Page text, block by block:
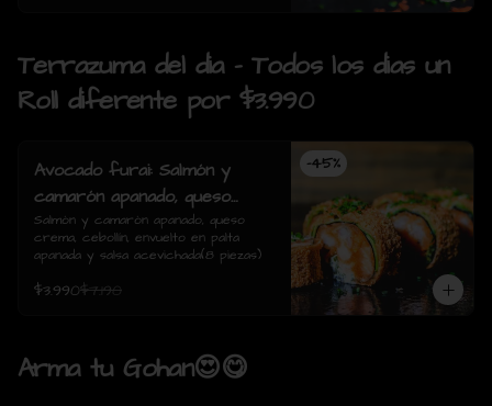
Terrazuma del dia - Todos los dias un
Roll diferente por $3.990
-45%
Avocado furai: Salmón y
camarón apanado, queso
crema, cebollín, envuelto en
palta apanada y salsa
Salmón y camarón apanado, queso
crema, cebollín, envuelto en palta
apanada y salsa acevichada(8 piezas)
$3.990$7.190
Arma tu Gohan😍😋